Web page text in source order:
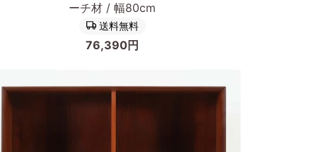
ーチ材 / 幅80cm
送料無料
76,390円